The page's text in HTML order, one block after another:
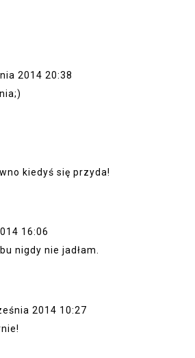
2014 20:38
kiedyś się przyda!
16:06
nigdy nie jadłam.
2014 10:27